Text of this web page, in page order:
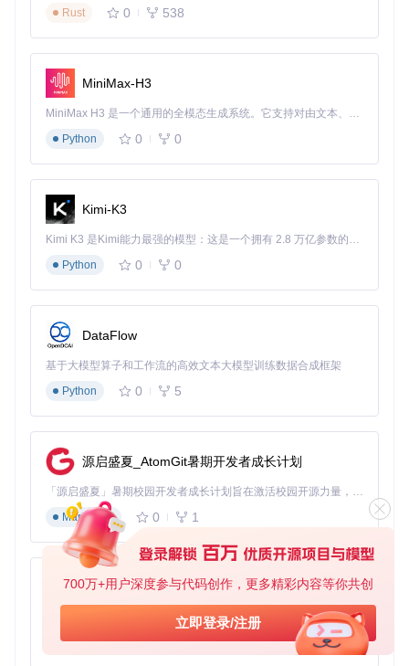
700万+用户深度参与代码创作，更多精彩内容等你共创
立即登录/注册
故障影
全局影响
部署复
杂度
扩展能
力
强
搭建OpenMir2游戏服务器需要以下环境支持：
MySQL 5.7或兼容数据库
Git版本控制工具
至少4GB内存的服务器环境
获取与配置源码
git clone
数据库初始化
mir2_db.sql：数据库结构定义
mir2_account.sql
：账户系统表结构
mir2_data.sql：游戏基础数据
服务启动顺序
OpenMir2各服务模块存在依赖关系，建议按以下顺序启动：
DBSrv（数据库服务）
LoginSrv（登录服务）
GameSrv（游戏逻辑服务）
各类网关服务（GameGate、LoginGate等）
Rust
0 538
MiniMax-H3
MiniMax H3 是一个通用的全模态生成系统。它支持对由文本、图像、视频和音频组成的多模态上下文进行统一理解，并能生成分辨率高达 2K、时长可达 15 秒的带原生立体声音频的视频。得益于面向任务泛化的系统设计，H3 在预训练阶段就已具备广泛的多模态上下文理解与生成能力，能够出色地执行复杂的多模态指令。
Python
0 0
Kimi-K3
Kimi K3 是Kimi能力最强的模型：这是一个拥有 2.8 万亿参数的混合专家（MoE）模型，具备原生视觉理解能力，并支持 100 万 token 的上下文窗口。
Python
0 0
DataFlow
基于大模型算子和工作流的高效文本大模型训练数据合成框架
Python
0 5
源启盛夏_AtomGit暑期开发者成长计划
「源启盛夏」暑期校园开发者成长计划旨在激活校园开源力量，通过积分激励、认证扶持、资源倾斜等形式，引导高校组织和开发者完成「入驻 — 建项目 — 做贡献 — 获认证 — 得资源」的完整闭环。无论你是想带领社团入驻平台的组织者，还是希望用代码贡献证明自己的开发者，都能在这里找到属于你的成长路径。
Markdown
0 1
py-xiaozhi
基于Python的Xiaozhi AI，适用于想要完整Xiaozhi体验而无需拥有专用硬件的用户。
Python
0 1